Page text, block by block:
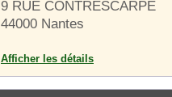
9 RUE CONTRESCARPE
44000 Nantes
Afficher les détails